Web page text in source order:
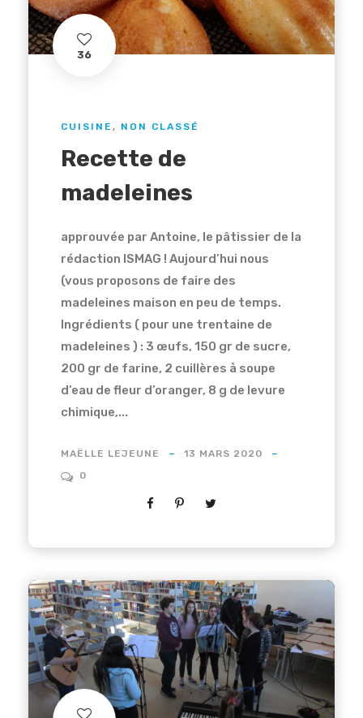
36
CUISINE , NON CLASSÉ
Recette de
madeleines
approuvée par Antoine, le pâtissier de la
rédaction ISMAG ! Aujourd’hui nous
(vous proposons de faire des
madeleines maison en peu de temps.
Ingrédients ( pour une trentaine de
madeleines ) : 3 œufs, 150 gr de sucre,
200 gr de farine, 2 cuillères à soupe
d’eau de fleur d’oranger, 8 g de levure
chimique,...
MAËLLE LEJEUNE
13 MARS 2020
0